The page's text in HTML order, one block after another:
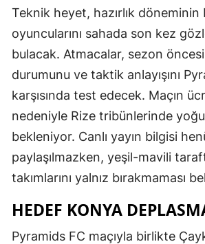
Teknik heyet, hazırlık döneminin
oyuncularını sahada son kez
bulacak. Atmacalar, sezon
durumunu ve taktik anlayışını
karşısında test edecek. Maçın
nedeniyle Rize tribünlerinde
bekleniyor. Canlı yayın bilgisi
paylaşılmazken, yeşil-mavili
takımlarını yalnız bırakmaması
HEDEF KONYA
Pyramids FC maçıyla birlikte